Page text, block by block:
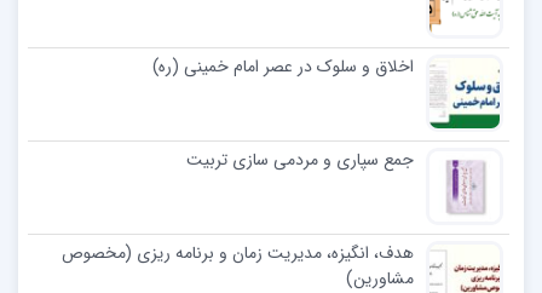
اخلاق و سلوک در عصر امام خمینی (ره)
جمع سپاری و مردمی‌ سازی تربیت
هدف، انگیزه، مدیریت زمان و برنامه ریزی (مخصوص
مشاورین)